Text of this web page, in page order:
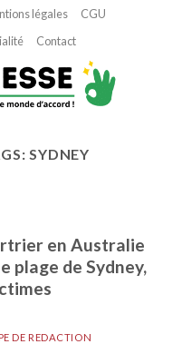
légales
CGU
Contact
SYDNEY
en Australie
plage de Sydney,
DE REDACTION